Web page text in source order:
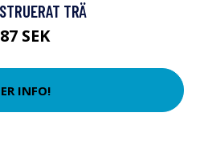
TRÄ
SEK
INFO!